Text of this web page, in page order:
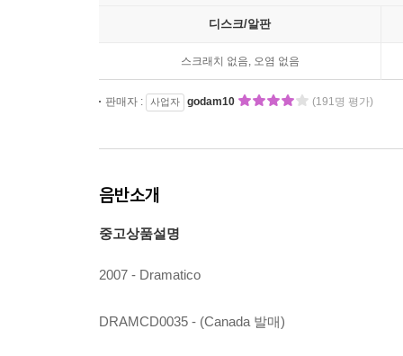
디스크/알판
스크래치 없음, 오염 없음
판매자 : 사업자 godam10 (191명 평가)
음반소개
중고상품설명
2007 - Dramatico
DRAMCD0035 - (Canada 발매)